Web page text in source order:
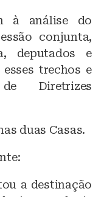
à análise do
conjunta,
deputados e
trechos e
Diretrizes
duas Casas.
a destinação